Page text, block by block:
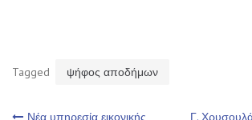
Tagged ψήφος αποδήμων
Νέα υπηρεσία εικονικής
Γ.